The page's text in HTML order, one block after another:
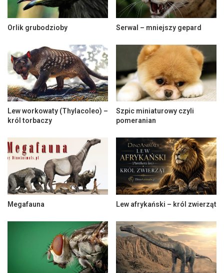
Orlik grubodzioby Serwal – mniejszy gepard
Lew workowaty (Thylacoleo) –
król torbaczy
Szpic miniaturowy czyli
pomeranian
Megafauna Lew afrykański – król zwierząt